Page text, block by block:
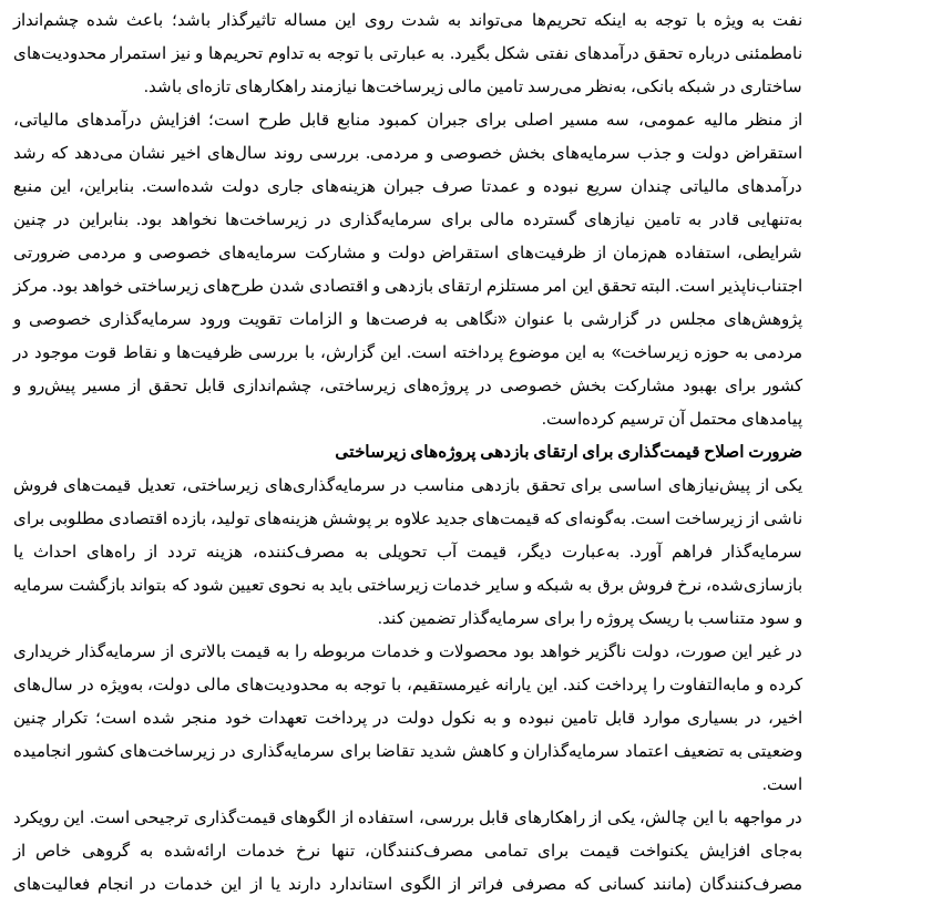
نفت به ویژه با توجه به اینکه تحریم‌ها می‌تواند به شدت روی این مساله تاثیرگذار باشد؛ باعث شده چشم‌انداز
نامطمئنی درباره تحقق درآمدهای نفتی شکل بگیرد. به عبارتی با توجه به تداوم تحریم‌ها و نیز استمرار محدودیت‌های
ساختاری در شبکه بانکی، به‌نظر می‌رسد تامین مالی زیرساخت‌ها نیازمند راهکارهای تازه‌ای باشد.
از منظر مالیه عمومی، سه مسیر اصلی برای جبران کمبود منابع قابل طرح است؛ افزایش درآمدهای مالیاتی،
استقراض دولت و جذب سرمایه‌های بخش خصوصی و مردمی. بررسی روند سال‌های اخیر نشان می‌دهد که رشد
درآمدهای مالیاتی چندان سریع نبوده و عمدتا صرف جبران هزینه‌های جاری دولت شده‌است. بنابراین، این منبع
به‌تنهایی قادر به تامین نیازهای گسترده مالی برای سرمایه‌گذاری در زیرساخت‌ها نخواهد بود. بنابراین در چنین
شرایطی، استفاده هم‌زمان از ظرفیت‌های استقراض دولت و مشارکت سرمایه‌های خصوصی و مردمی ضرورتی
اجتناب‌ناپذیر است. البته تحقق این امر مستلزم ارتقای بازدهی و اقتصادی شدن طرح‌های زیرساختی خواهد بود. مرکز
پژوهش‌های مجلس در گزارشی با عنوان «نگاهی به فرصت‌ها و الزامات تقویت ورود سرمایه‌گذاری خصوصی و
مردمی به حوزه زیرساخت» به این موضوع پرداخته ‌است. این گزارش، با بررسی ظرفیت‌ها و نقاط قوت موجود در
کشور برای بهبود مشارکت بخش خصوصی در پروژه‌های زیرساختی، چشم‌اندازی قابل تحقق از مسیر پیش‌رو و
پیامدهای محتمل آن ترسیم کرده‌است.
ضرورت اصلاح قیمت‌گذاری برای ارتقای بازدهی پروژه‌های زیرساختی
یکی از پیش‌نیازهای اساسی برای تحقق بازدهی مناسب در سرمایه‌گذاری‌های زیرساختی، تعدیل قیمت‌های فروش
ناشی از زیرساخت است. به‌گونه‌ای که قیمت‌های جدید علاوه بر پوشش هزینه‌های تولید، بازده اقتصادی مطلوبی برای
سرمایه‌گذار فراهم آورد. به‌عبارت دیگر، قیمت آب تحویلی به مصرف‌کننده، هزینه تردد از راه‌های احداث یا
بازسازی‌شده، نرخ فروش برق به شبکه و سایر خدمات زیرساختی باید به نحوی تعیین شود که بتواند بازگشت سرمایه
و سود متناسب با ریسک پروژه را برای سرمایه‌گذار تضمین کند.
در غیر این صورت، دولت ناگزیر خواهد بود محصولات و خدمات مربوطه را به قیمت بالاتری از سرمایه‌گذار خریداری
کرده و مابه‌التفاوت را پرداخت کند. این یارانه غیرمستقیم، با توجه به محدودیت‌های مالی دولت، به‌ویژه در سال‌های
اخیر، در بسیاری موارد قابل تامین نبوده و به نکول دولت در پرداخت تعهدات خود منجر شده است؛ تکرار چنین
وضعیتی به تضعیف اعتماد سرمایه‌گذاران و کاهش شدید تقاضا برای سرمایه‌گذاری در زیرساخت‌های کشور انجامیده
است.
در مواجهه با این چالش، یکی از راهکارهای قابل بررسی، استفاده از الگوهای قیمت‌گذاری ترجیحی است. این رویکرد
به‌جای افزایش یکنواخت قیمت برای تمامی مصرف‌کنندگان، تنها نرخ خدمات ارائه‌شده به گروهی خاص از
مصرف‌کنندگان (مانند کسانی که مصرفی فراتر از الگوی استاندارد دارند یا از این خدمات در انجام فعالیت‌های